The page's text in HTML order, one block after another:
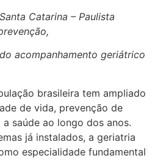
Catarina – Paulista
acompanhamento geriátrico
brasileira tem ampliado
de vida, prevenção de
saúde ao longo dos anos.
já instalados, a geriatria
especialidade fundamental